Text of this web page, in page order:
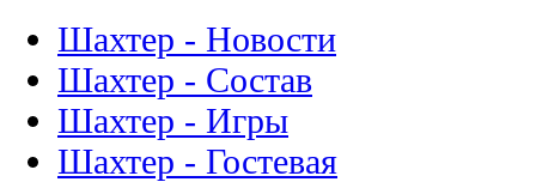
Шахтер - Новости
Шахтер - Состав
Шахтер - Игры
Шахтер - Гостевая